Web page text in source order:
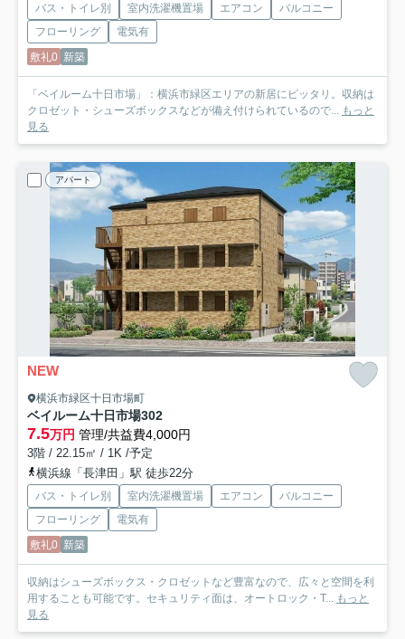
バス・トイレ別 室内洗濯機置場 エアコン
バルコニー
フローリング
電気有
敷礼0 新築
「ベイルーム十日市場」：横浜市緑区エリアの新居にピッタリ。収納は
クロゼット・シューズボックスなどが備え付けられているので...
もっと
見る
アパート
NEW
横浜市緑区十日市場町
ベイルーム十日市場302
7.5万円 管理/共益費4,000円
3階 / 22.15㎡ / 1K /予定
横浜線「長津田」駅 徒歩22分
バス・トイレ別 室内洗濯機置場 エアコン
バルコニー
フローリング
電気有
敷礼0 新築
収納はシューズボックス・クロゼットなど豊富なので、広々と空間を利
用することも可能です。セキュリティ面は、オートロック・T...
もっと
見る